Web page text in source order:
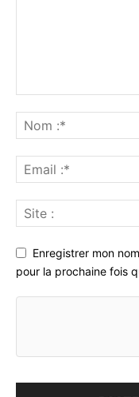
Enregistrer mon
pour la prochaine fois